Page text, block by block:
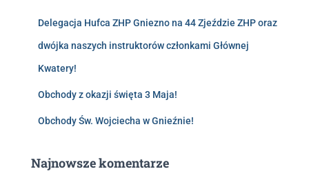
Delegacja Hufca ZHP Gniezno na 44 Zjeździe ZHP oraz
dwójka naszych instruktorów członkami Głównej
Kwatery!
Obchody z okazji święta 3 Maja!
Obchody Św. Wojciecha w Gnieźnie!
Najnowsze komentarze